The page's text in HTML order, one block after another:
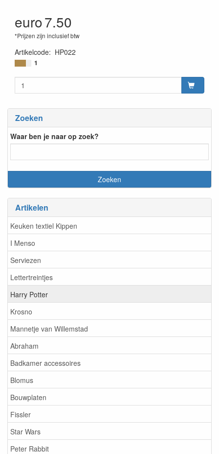
Zoeken
Waar ben je naar op zoek?
Artikelen
Keuken textiel Kippen
I Menso
Serviezen
Lettertreintjes
Harry Potter
Krosno
Mannetje van Willemstad
Abraham
Badkamer accessoires
Blomus
Bouwplaten
Fissler
Star Wars
Peter Rabbit
euro7.50
*Prijzen zijn inclusief btw
Artikelcode: HP022
1